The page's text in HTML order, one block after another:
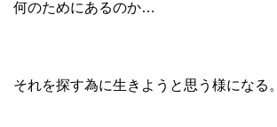
何のためにあるのか…
それを探す為に生きようと思う様になる。